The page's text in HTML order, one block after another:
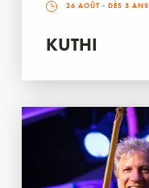
26 AOÛT - DÈS 3 ANS
KUTHI